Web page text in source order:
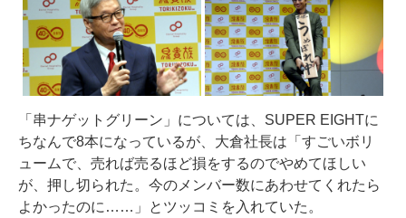
「串ナゲットグリーン」については、SUPER EIGHTに
ちなんで8本になっているが、大倉社長は「すごいボリ
ュームで、売れば売るほど損をするのでやめてほしい
が、押し切られた。今のメンバー数にあわせてくれたら
よかったのに……」とツッコミを入れていた。